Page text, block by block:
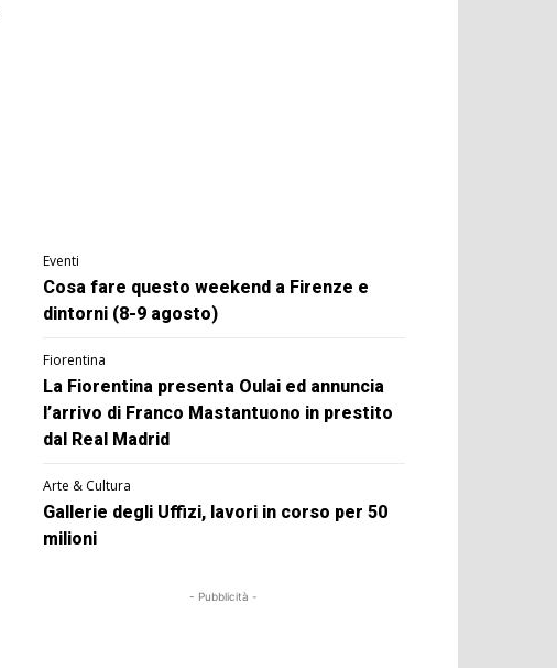
Eventi
Cosa fare questo weekend a Firenze e
dintorni (8-9 agosto)
Fiorentina
La Fiorentina presenta Oulai ed annuncia
l’arrivo di Franco Mastantuono in prestito
dal Real Madrid
Arte & Cultura
Gallerie degli Uffizi, lavori in corso per 50
milioni
- Pubblicità -